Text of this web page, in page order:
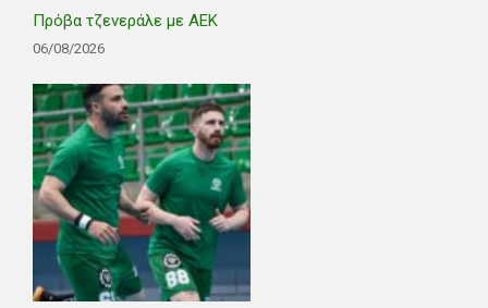
Πρόβα τζενεράλε με ΑΕΚ
06/08/2026